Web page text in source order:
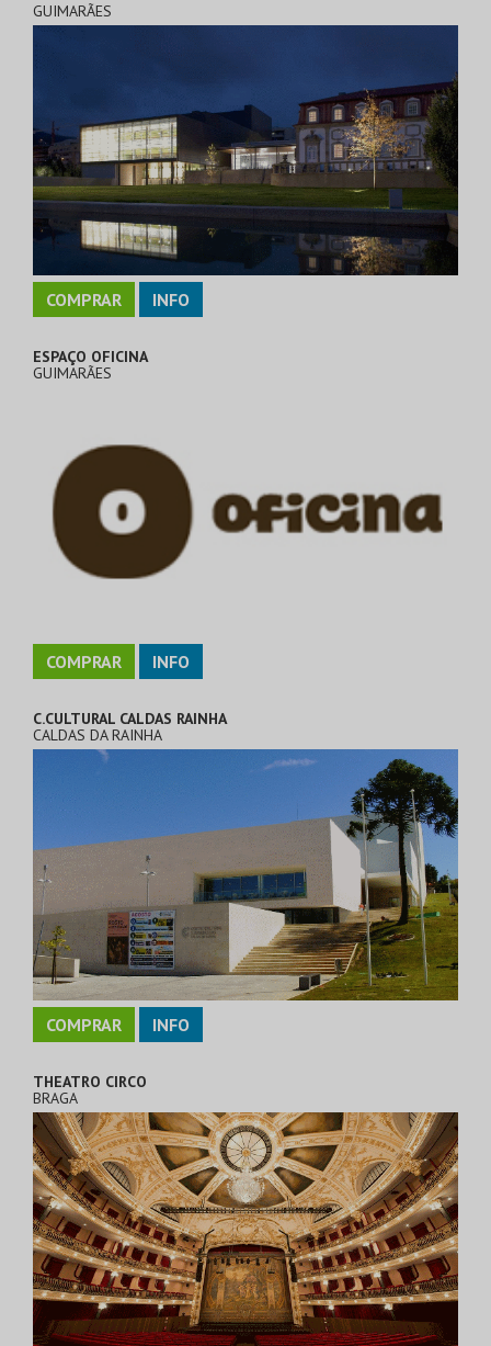
GUIMARÃES
COMPRAR INFO
ESPAÇO OFICINA
GUIMARÃES
COMPRAR INFO
C.CULTURAL CALDAS RAINHA
CALDAS DA RAINHA
COMPRAR INFO
THEATRO CIRCO
BRAGA